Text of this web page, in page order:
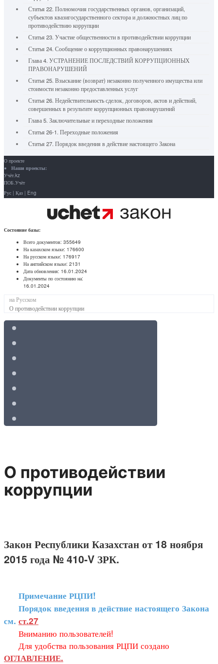
Статья 22. Полномочия государственных органов, организаций,
субъектов квазигосударственного сектора и должностных лиц по
противодействию коррупции
Статья 23. Участие общественности в противодействии коррупции
Статья 24. Сообщение о коррупционных правонарушениях
Глава 4. УСТРАНЕНИЕ ПОСЛЕДСТВИЙ КОРРУПЦИОННЫХ
ПРАВОНАРУШЕНИЙ
Статья 25. Взыскание (возврат) незаконно полученного имущества или
стоимости незаконно предоставленных услуг
Статья 26. Недействительность сделок, договоров, актов и действий,
совершенных в результате коррупционных правонарушений
Глава 5. Заключительные и переходные положения
Статья 26-1. Переходные положения
Статья 27. Порядок введения в действие настоящего Закона
О проекте
Наши проекты:
Учёт.kz
ПОБ.Учёт
Рус | Қаз | Eng
Состояние базы:
Всего документов: 355649
На казахском языке: 176600
На русском языке: 176917
На английском языке: 2131
Дата обновления: 16.01.2024
Документы по состоянию на:
16.01.2024
на Русском
О противодействии коррупции
О противодействии
коррупции
Закон Республики Казахстан от 18 ноября
2015 года № 410-V ЗРК.
Примечание РЦПИ!
Порядок введения в действие настоящего Закона
см. ст.27
Вниманию пользователей!
Для удобства пользования РЦПИ создано
ОГЛАВЛЕНИЕ.